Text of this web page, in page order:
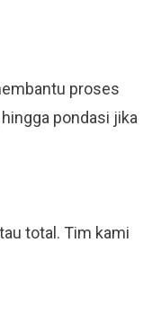
proses
pondasi jika
total. Tim kami